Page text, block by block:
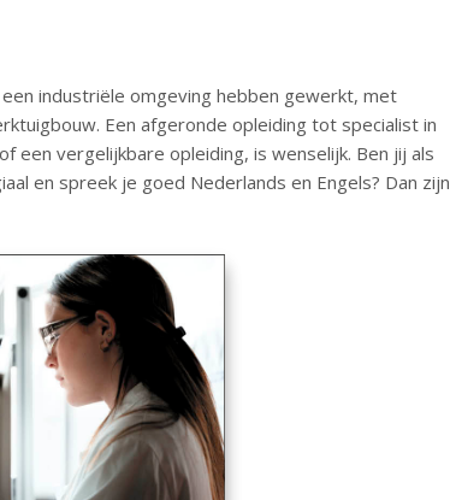
industriële omgeving hebben gewerkt, met
Een afgeronde opleiding tot specialist in
een vergelijkbare opleiding, is wenselijk. Ben jij als
en spreek je goed Nederlands en Engels? Dan zijn